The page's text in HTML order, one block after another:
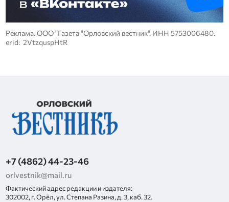
Реклама. ООО "Газета "Орловский вестник". ИНН 5753006480.
erid: 2VtzquspHtR
+7 (4862) 44-23-46
orlvestnik@mail.ru
Фактический адрес редакции и издателя:
302002, г. Орёл, ул. Степана Разина, д. 3, каб. 32.